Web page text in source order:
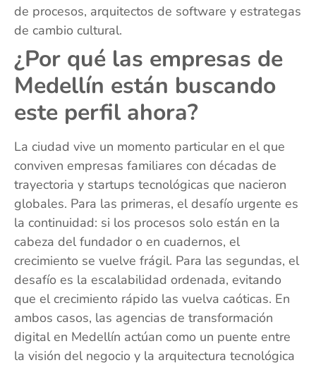
de procesos, arquitectos de software y estrategas
de cambio cultural.
¿Por qué las empresas de
Medellín están buscando
este perfil ahora?
La ciudad vive un momento particular en el que
conviven empresas familiares con décadas de
trayectoria y startups tecnológicas que nacieron
globales. Para las primeras, el desafío urgente es
la continuidad: si los procesos solo están en la
cabeza del fundador o en cuadernos, el
crecimiento se vuelve frágil. Para las segundas, el
desafío es la escalabilidad ordenada, evitando
que el crecimiento rápido las vuelva caóticas. En
ambos casos, las agencias de transformación
digital en Medellín actúan como un puente entre
la visión del negocio y la arquitectura tecnológica